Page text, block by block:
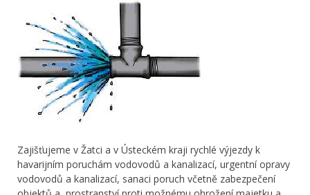
Zajišťujeme v Žatci a v Ústeckém kraji rychlé výjezdy k
havarijním poruchám vodovodů a kanalizací, urgentní opravy
vodovodů a kanalizací, sanaci poruch včetně zabezpečení